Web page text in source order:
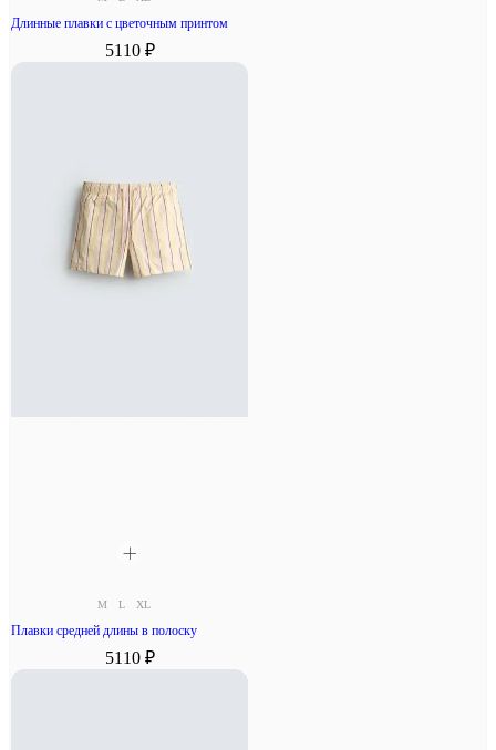
Длинные плавки с цветочным принтом
5110 ₽
M L XL
Плавки средней длины в полоску
5110 ₽